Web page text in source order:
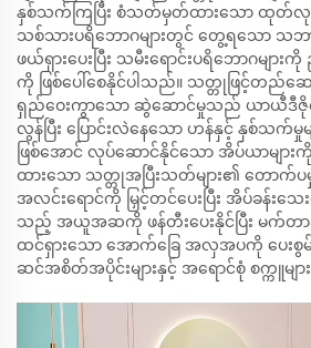
နှစ်သက်ကြပြီး စံသတ်မှတ်ထားသော ထုတ်လုပ်
သစ်သားပရိဘောဂများတွင် တွေ့ရသော သဘာ
ဖယ်ရှားပေးပြီး သမီးရောင်းပရိဘောဂများ
ကို ဖြစ်ပေါ်စေနိုင်ပါသည်။ သတ္တုဖြင့်တ
ရှည်ဝေးကွာသော ဆွဲဆောင်မှုသည် ယာယီဒီဇိုင်း
လွန်ပြီး ပြောင်းလဲနေသော ဟန်နှင့် နှစ်သက်
ဖြစ်အောင် လုပ်ဆောင်နိုင်သော အိပ်ယာမျာ
ထားသော သတ္တုအပြီးသတ်များ၏ တော
အလင်းရောင်ကို မြှင့်တင်ပေးပြီး အိပ်ခန်းသေ
သည့် အယူအဆကို ဖန်တီးပေးနိုင်ပြီး မက်တာ
ထင်ရှားသော အောက်ခြေ အလှအပကို ပေးစွမ်
ဆင်အစိတ်အပိုင်းများနှင့် အရောင်စုံ စက္ကူမျာ